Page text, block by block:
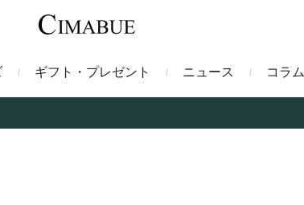
バックパック・リュック
二つ折り財布
ガルーシャ サベル
ギフト・プレゼント ニュース コラム